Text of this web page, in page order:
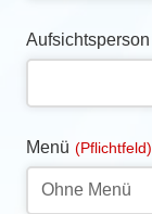
Aufsichtsperson
Menü (Pflichtfeld)